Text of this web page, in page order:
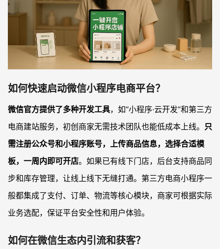
如何快速启动微信小程序电商平台？
微信官方提供了多种开发工具，如“小程序·云开发”和第三方
电商建站服务，初创商家无需技术团队也能低成本上线。 只
需注册公众号和小程序账号，上传商品信息，选择合适模
板，一周内即可开店。如果已有线下门店，后台支持商品同
步和库存管理，让线上线下无缝打通。第三方电商小程序一
般都集成了支付、订单、物流等核心模块，商家可根据实际
业务选配，保证平台安全性和用户体验。
如何在微信生态内引流和获客？